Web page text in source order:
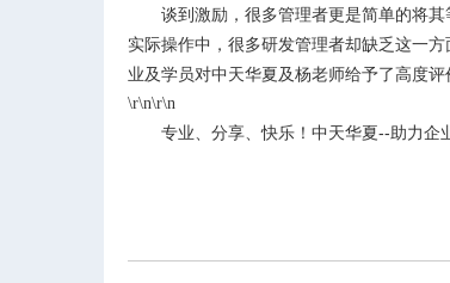
谈到激励，很多管理者更是简单的将
实际操作中，很多研发管理者却缺乏这一
业及学员对中天华夏及杨老师给予了高度
\r\n\r\n
专业、分享、快乐！中天华夏--助力企